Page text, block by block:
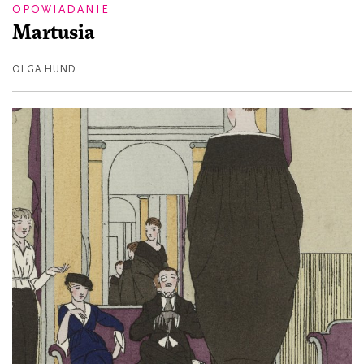
OPOWIADANIE
Martusia
OLGA HUND